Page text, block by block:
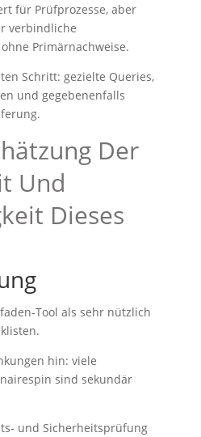
für Prüfprozesse, aber
verbindliche
Primärnachweise.
Schritt: gezielte Queries,
und gegebenenfalls
Der
Und
Dieses
als sehr nützlich
hin: viele
sind sekundär
und Sicherheitsprüfung